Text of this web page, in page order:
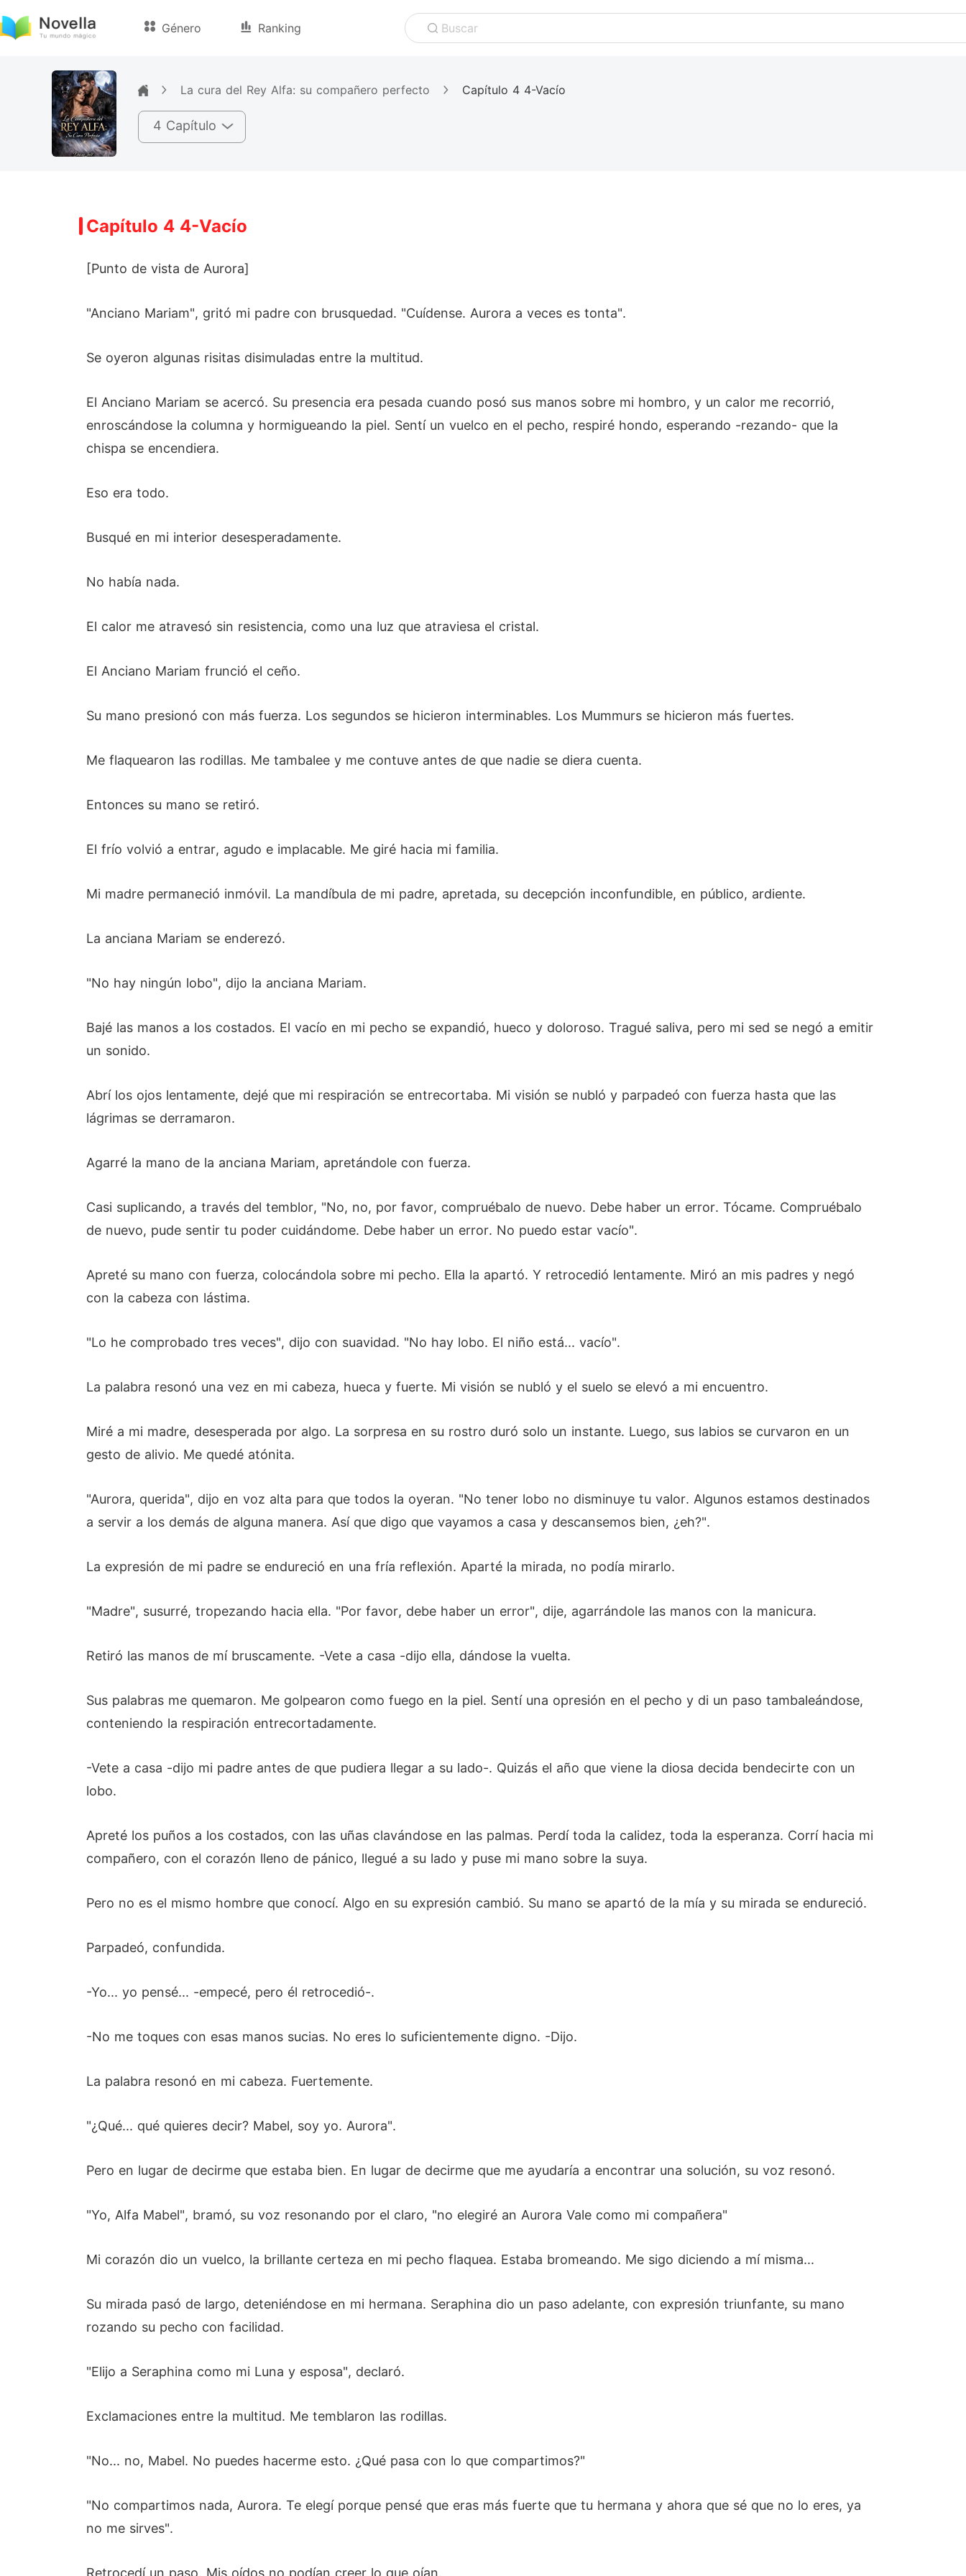
Género Ranking Buscar
La cura del Rey Alfa: su compañero perfecto Capítulo 4 4-Vacío
4 Capítulo
Capítulo 4 4-Vacío
[Punto de vista de Aurora]
"Anciano Mariam", gritó mi padre con brusquedad. "Cuídense. Aurora a veces es tonta".
Se oyeron algunas risitas disimuladas entre la multitud.
El Anciano Mariam se acercó. Su presencia era pesada cuando posó sus manos sobre mi hombro, y un calor me recorrió,
enroscándose la columna y hormigueando la piel. Sentí un vuelco en el pecho, respiré hondo, esperando -rezando- que la
chispa se encendiera.
Eso era todo.
Busqué en mi interior desesperadamente.
No había nada.
El calor me atravesó sin resistencia, como una luz que atraviesa el cristal.
El Anciano Mariam frunció el ceño.
Su mano presionó con más fuerza. Los segundos se hicieron interminables. Los Mummurs se hicieron más fuertes.
Me flaquearon las rodillas. Me tambalee y me contuve antes de que nadie se diera cuenta.
Entonces su mano se retiró.
El frío volvió a entrar, agudo e implacable. Me giré hacia mi familia.
Mi madre permaneció inmóvil. La mandíbula de mi padre, apretada, su decepción inconfundible, en público, ardiente.
La anciana Mariam se enderezó.
"No hay ningún lobo", dijo la anciana Mariam.
Bajé las manos a los costados. El vacío en mi pecho se expandió, hueco y doloroso. Tragué saliva, pero mi sed se negó a emitir
un sonido.
Abrí los ojos lentamente, dejé que mi respiración se entrecortaba. Mi visión se nubló y parpadeó con fuerza hasta que las
lágrimas se derramaron.
Agarré la mano de la anciana Mariam, apretándole con fuerza.
Casi suplicando, a través del temblor, "No, no, por favor, compruébalo de nuevo. Debe haber un error. Tócame. Compruébalo
de nuevo, pude sentir tu poder cuidándome. Debe haber un error. No puedo estar vacío".
Apreté su mano con fuerza, colocándola sobre mi pecho. Ella la apartó. Y retrocedió lentamente. Miró an mis padres y negó
con la cabeza con lástima.
"Lo he comprobado tres veces", dijo con suavidad. "No hay lobo. El niño está... vacío".
La palabra resonó una vez en mi cabeza, hueca y fuerte. Mi visión se nubló y el suelo se elevó a mi encuentro.
Miré a mi madre, desesperada por algo. La sorpresa en su rostro duró solo un instante. Luego, sus labios se curvaron en un
gesto de alivio. Me quedé atónita.
"Aurora, querida", dijo en voz alta para que todos la oyeran. "No tener lobo no disminuye tu valor. Algunos estamos destinados
a servir a los demás de alguna manera. Así que digo que vayamos a casa y descansemos bien, ¿eh?".
La expresión de mi padre se endureció en una fría reflexión. Aparté la mirada, no podía mirarlo.
"Madre", susurré, tropezando hacia ella. "Por favor, debe haber un error", dije, agarrándole las manos con la manicura.
Retiró las manos de mí bruscamente. -Vete a casa -dijo ella, dándose la vuelta.
Sus palabras me quemaron. Me golpearon como fuego en la piel. Sentí una opresión en el pecho y di un paso tambaleándose,
conteniendo la respiración entrecortadamente.
-Vete a casa -dijo mi padre antes de que pudiera llegar a su lado-. Quizás el año que viene la diosa decida bendecirte con un
lobo.
Apreté los puños a los costados, con las uñas clavándose en las palmas. Perdí toda la calidez, toda la esperanza. Corrí hacia mi
compañero, con el corazón lleno de pánico, llegué a su lado y puse mi mano sobre la suya.
Pero no es el mismo hombre que conocí. Algo en su expresión cambió. Su mano se apartó de la mía y su mirada se endureció.
Parpadeó, confundida.
-Yo... yo pensé... -empecé, pero él retrocedió-.
-No me toques con esas manos sucias. No eres lo suficientemente digno. -Dijo.
La palabra resonó en mi cabeza. Fuertemente.
"¿Qué... qué quieres decir? Mabel, soy yo. Aurora".
Pero en lugar de decirme que estaba bien. En lugar de decirme que me ayudaría a encontrar una solución, su voz resonó.
"Yo, Alfa Mabel", bramó, su voz resonando por el claro, "no elegiré an Aurora Vale como mi compañera"
Mi corazón dio un vuelco, la brillante certeza en mi pecho flaquea. Estaba bromeando. Me sigo diciendo a mí misma...
Su mirada pasó de largo, deteniéndose en mi hermana. Seraphina dio un paso adelante, con expresión triunfante, su mano
rozando su pecho con facilidad.
"Elijo a Seraphina como mi Luna y esposa", declaró.
Exclamaciones entre la multitud. Me temblaron las rodillas.
"No... no, Mabel. No puedes hacerme esto. ¿Qué pasa con lo que compartimos?"
"No compartimos nada, Aurora. Te elegí porque pensé que eras más fuerte que tu hermana y ahora que sé que no lo eres, ya
no me sirves".
Retrocedí un paso. Mis oídos no podían creer lo que oían.